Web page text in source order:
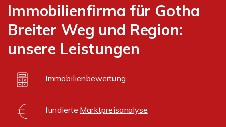
Immobilienfirma für Gotha
Breiter Weg und Region:
unsere Leistungen
Immobilienbewertung
fundierte Marktpreisanalyse